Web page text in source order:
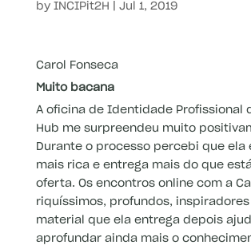
by INCIPit2H Jul 1, 2019
Carol Fonseca
Muito bacana
A oficina de Identidade Profissional
Hub me surpreendeu muito
Durante o processo percebi que ela
mais rica e entrega mais do que
oferta. Os encontros online com a
riquíssimos, profundos,
material que ela entrega depois
aprofundar ainda mais o